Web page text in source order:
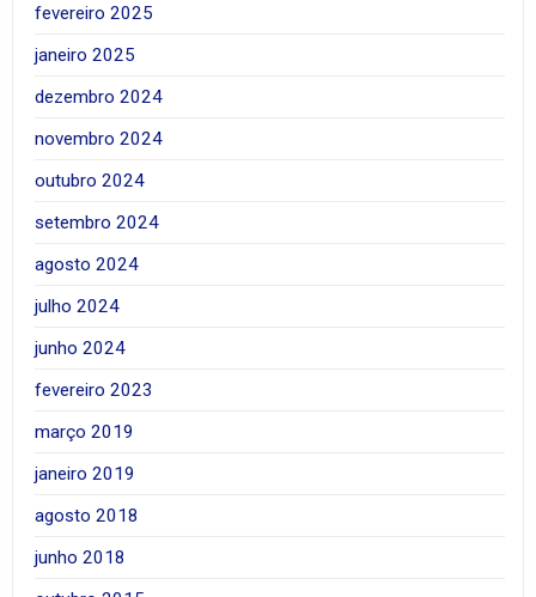
fevereiro 2025
janeiro 2025
dezembro 2024
novembro 2024
outubro 2024
setembro 2024
agosto 2024
julho 2024
junho 2024
fevereiro 2023
março 2019
janeiro 2019
agosto 2018
junho 2018